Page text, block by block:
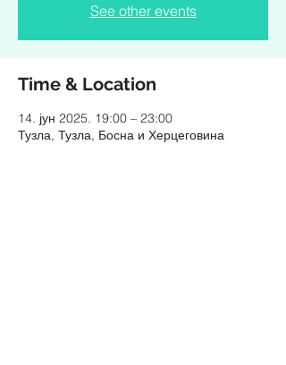
See other events
Time & Location
14. јун 2025. 19:00 – 23:00
Тузла, Тузла, Босна и Херцеговина